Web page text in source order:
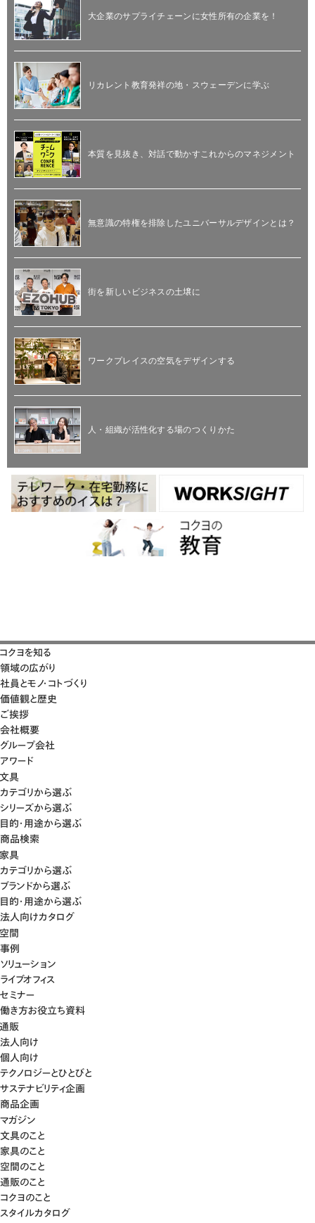
大企業のサプライチェーンに女性所有の企業を！
リカレント教育発祥の地・スウェーデンに学ぶ
本質を見抜き、対話で動かすこれからのマネジメント
無意識の特権を排除したユニバーサルデザインとは？
街を新しいビジネスの土壌に
ワークプレイスの空気をデザインする
人・組織が活性化する場のつくりかた
コクヨを知る
領域の広がり
社員とモノ・コトづくり
価値観と歴史
ご挨拶
会社概要
グループ会社
アワード
文具
カテゴリから選ぶ
シリーズから選ぶ
目的・用途から選ぶ
商品検索
家具
カテゴリから選ぶ
ブランドから選ぶ
目的・用途から選ぶ
法人向けカタログ
空間
事例
ソリューション
ライブオフィス
セミナー
働き方お役立ち資料
通販
法人向け
個人向け
テクノロジーとひとびと
サステナビリティ企画
商品企画
マガジン
文具のこと
家具のこと
空間のこと
通販のこと
コクヨのこと
スタイルカタログ